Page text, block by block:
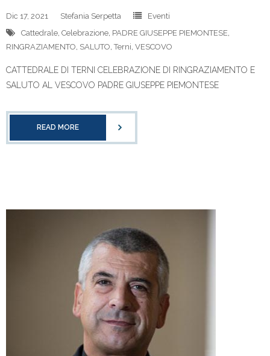
Dic 17, 2021 Stefania Serpetta
Eventi
Cattedrale, Celebrazione, PADRE GIUSEPPE PIEMONTESE,
RINGRAZIAMENTO, SALUTO,Terni, VESCOVO
CATTEDRALE DI TERNI CELEBRAZIONE DI RINGRAZIAMENTO E
SALUTO AL VESCOVO PADRE GIUSEPPE PIEMONTESE
READ MORE